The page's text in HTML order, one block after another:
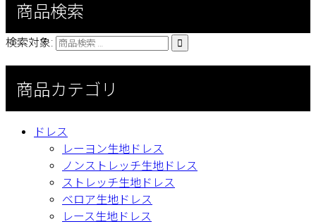
商品検索
検索対象: 
商品カテゴリ
ドレス
レーヨン生地ドレス
ノンストレッチ生地ドレス
ストレッチ生地ドレス
ベロア生地ドレス
レース生地ドレス